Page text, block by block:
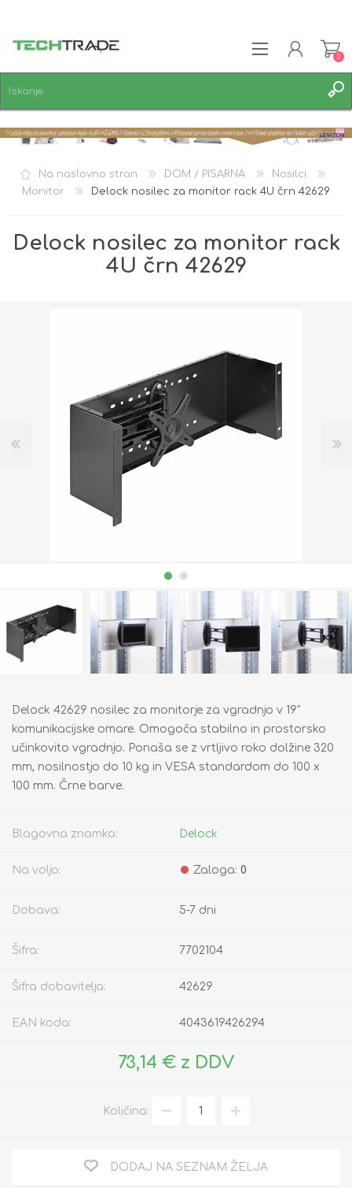
PRIJAVA
0
Na naslovno stran DOM / PISARNA
Nosilci
Monitor
Delock nosilec za monitor rack 4U črn 42629
Delock nosilec za monitor rack
4U črn 42629
Delock 42629 nosilec za monitorje za vgradnjo v 19"
komunikacijske omare. Omogoča stabilno in prostorsko
učinkovito vgradnjo. Ponaša se z vrtljivo roko dolžine 320
mm, nosilnostjo do 10 kg in VESA standardom do 100 x
100 mm. Črne barve.
Blagovna znamka: Delock
Na voljo: Zaloga: 0
Dobava: 5-7 dni
Šifra: 7702104
Šifra dobavitelja: 42629
EAN koda: 4043619426294
73,14 € z DDV
Količina:
DODAJ NA SEZNAM ŽELJA